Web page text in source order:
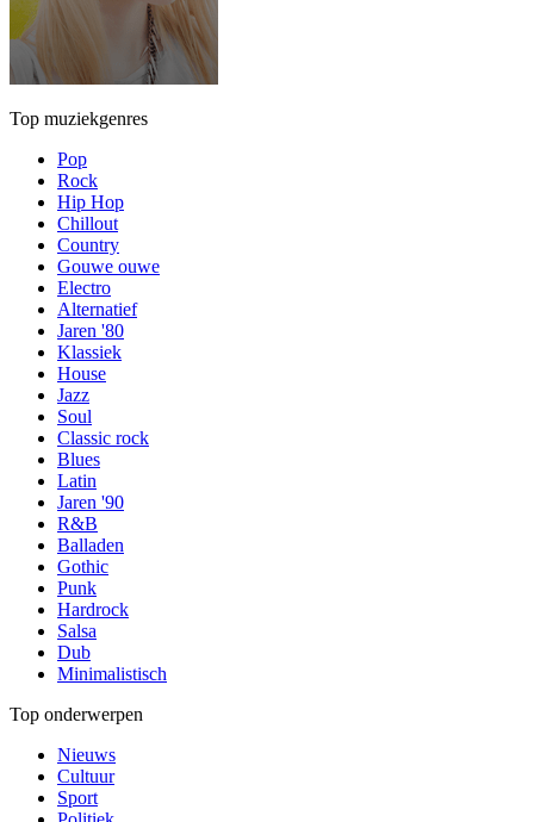
Top muziekgenres
Pop
Rock
Hip Hop
Chillout
Country
Gouwe ouwe
Electro
Alternatief
Jaren '80
Klassiek
House
Jazz
Soul
Classic rock
Blues
Latin
Jaren '90
R&B
Balladen
Gothic
Punk
Hardrock
Salsa
Dub
Minimalistisch
Top onderwerpen
Nieuws
Cultuur
Sport